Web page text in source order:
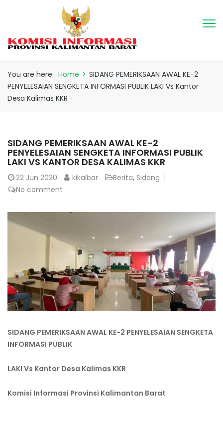
You are here: Home > SIDANG PEMERIKSAAN AWAL KE-2
PENYELESAIAN SENGKETA INFORMASI PUBLIK LAKI Vs Kantor
Desa Kalimas KKR
SIDANG PEMERIKSAAN AWAL KE-2
PENYELESAIAN SENGKETA INFORMASI PUBLIK
LAKI VS KANTOR DESA KALIMAS KKR
22 Jun 2020 kikalbar Berita, Sidang
No comment
SIDANG PEMERIKSAAN AWAL KE-2 PENYELESAIAN SENGKETA
INFORMASI PUBLIK
LAKI Vs Kantor Desa Kalimas KKR
Komisi Informasi Provinsi Kalimantan Barat